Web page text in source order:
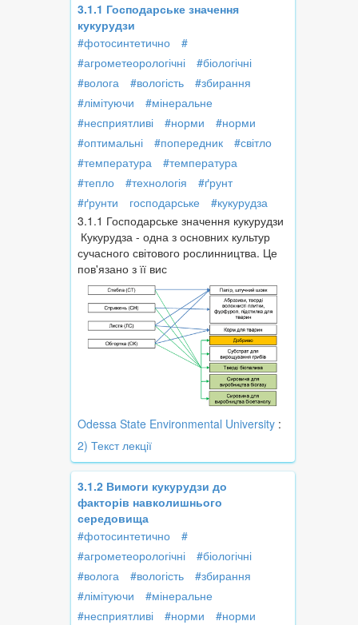
3.1.1 Господарське значення
кукурудзи
#фотосинтетично
#
#агрометеорологічні
#біологічні
#волога
#вологість
#збирання
#лімітуючи
#мінеральне
#несприятливі
#норми
#норми
#оптимальні
#попередник
#світло
#температура
#температура
#тепло
#технологія
#ґрунт
#ґрунти
господарське
#кукурудза
3.1.1 Господарське значення кукурудзи
Кукурудза - одна з основних культур
сучасного світового рослинництва. Це
пов'язано з її вис
Odessa State Environmental University :
2) Текст лекції
3.1.2 Вимоги кукурудзи до
факторів навколишнього
середовища
#фотосинтетично
#
#агрометеорологічні
#біологічні
#волога
#вологість
#збирання
#лімітуючи
#мінеральне
#несприятливі
#норми
#норми